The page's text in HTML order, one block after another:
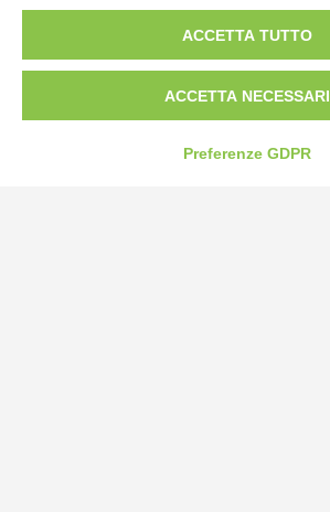
Fax: 0172-487399
info@bogliano.it
ACCETTA TUTTO
ACCETTA NECESSARI
Preferenze GDPR